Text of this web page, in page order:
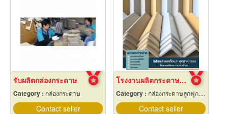
รับผลิตกล่องกระดาษ
Category : กล่องกระดาษ
Contact seller
โรงงานผลิตกระดาษฉากเข้ามุม
Category : กล่องกระดาษลูกฟูกและไฟเบอร์
Contact seller